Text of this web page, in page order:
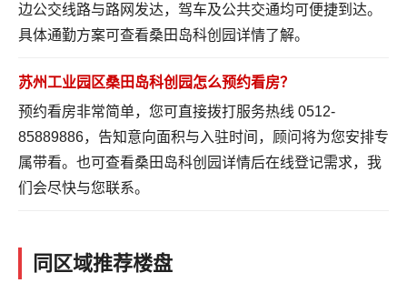
边公交线路与路网发达，驾车及公共交通均可便捷到达。
具体通勤方案可查看桑田岛科创园详情了解。
苏州工业园区桑田岛科创园怎么预约看房？
预约看房非常简单，您可直接拨打服务热线 0512-
85889886，告知意向面积与入驻时间，顾问将为您安排专
属带看。也可查看桑田岛科创园详情后在线登记需求，我
们会尽快与您联系。
同区域推荐楼盘